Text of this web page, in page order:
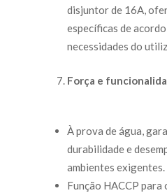
disjuntor de 16A,
específicas de acordo
necessidades do
Força e
À prova de água,
durabilidade e
ambientes exigentes.
Função HACCP